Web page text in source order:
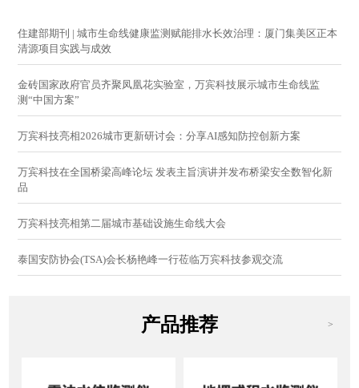
住建部期刊 | 城市生命线健康监测赋能排水长效治理：厦门集美区正本
清源项目实践与成效
金砖国家政府官员齐聚凤凰花实验室，万宾科技展示城市生命线监
测“中国方案”
万宾科技亮相2026城市更新研讨会：分享AI感知防控创新方案
万宾科技在全国桥梁高峰论坛 发表主旨演讲并发布桥梁安全数智化新
品
万宾科技亮相第二届城市基础设施生命线大会
泰国安防协会(TSA)会长杨艳峰一行莅临万宾科技参观交流
产品推荐 >